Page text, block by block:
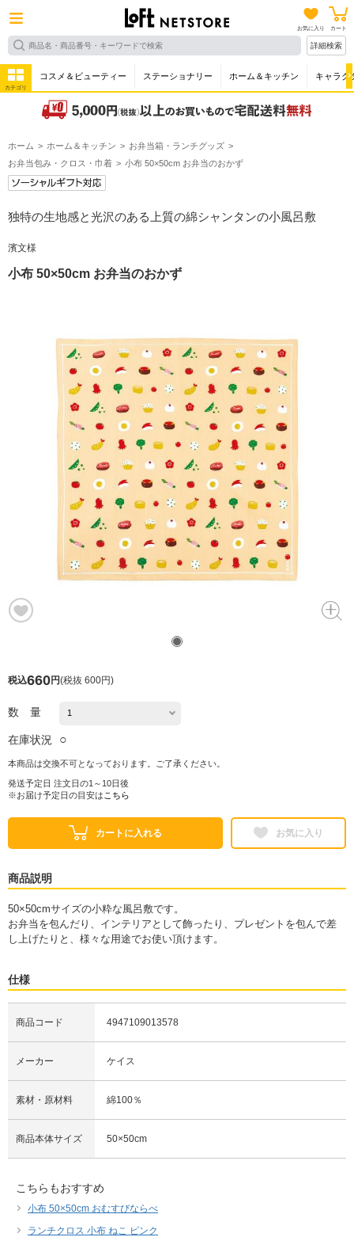
お気に入り カート
詳細検索
カテゴリ
コスメ＆ビューティー ステーショナリー ホーム＆キッチン キャラク
ホーム ホーム＆キッチン
お弁当箱・ランチグッズ
お弁当包み・クロス・巾着
小布 50×50cm お弁当のおかず
独特の生地感と光沢のある上質の綿シャンタンの小風呂敷
濱文様
小布 50×50cm お弁当のおかず
税込660円(税抜 600円)
数 量
在庫状況 ○
本商品は交換不可となっております。ご了承ください。
発送予定日 注文日の1～10日後
※お届け予定日の目安は こちら
カートに入れる お気に入り
商品説明
50×50cmサイズの小粋な風呂敷です。
お弁当を包んだり、インテリアとして飾ったり、プレゼントを包んで差
し上げたりと、様々な用途でお使い頂けます。
仕様
商品コード 4947109013578
メーカー ケイス
素材・原材料 綿100％
商品本体サイズ 50×50cm
こちらもおすすめ
小布 50×50cm おむすびならべ
ランチクロス 小布 ねこ ピンク